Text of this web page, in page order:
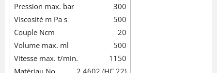
Pression max. bar
300
Viscosité m Pa s
500
Couple Ncm
20
Volume max. ml
500
Vitesse max. t/min.
1150